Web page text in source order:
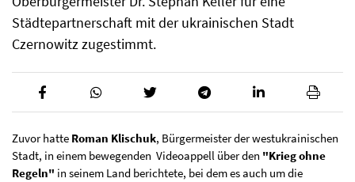
Städtepartnerschaft mit der ukrainischen Stadt
Czernowitz zugestimmt.
Zuvor hatte Roman Klischuk, Bürgermeister der westukrainischen
Stadt, in einem bewegenden Videoappell über den "Krieg ohne
Regeln" in seinem Land berichtete, bei dem es auch um die